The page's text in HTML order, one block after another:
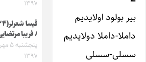
بیر بولود اولایدیم
داملا-داملا دولایدیم
سسلی-سسلی
۱۳۹۷
/ فریبا
پنجشنبه ۵ مهر
۱۳۹۷